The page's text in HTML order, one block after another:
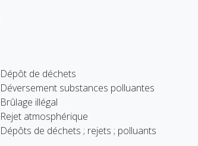
Dépôt de déchets
Déversement substances polluantes
Brûlage illégal
Rejet atmosphérique
Dépôts de déchets ; rejets ; polluants